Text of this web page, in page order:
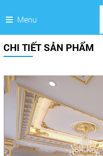
Menu
CHI TIẾT SẢN PHẨM